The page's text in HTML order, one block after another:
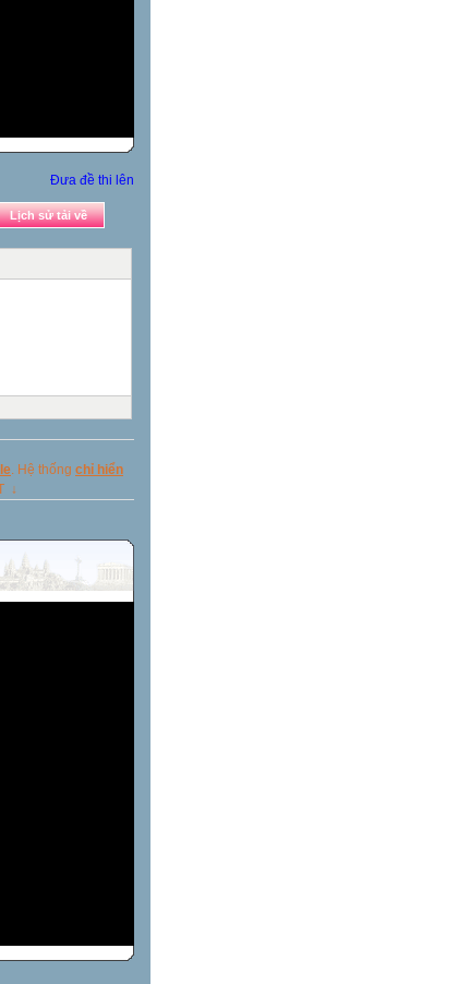
Đưa đề thi lên
Lịch sử tải về
. Hệ thống chỉ hiển
↓